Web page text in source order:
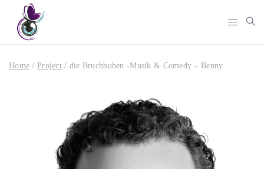
Home / Project / die Bruchbuben -Musik & Comedy – Benny